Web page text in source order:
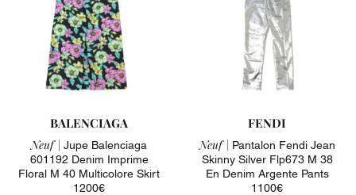
BALENCIAGA
Neuf | Jupe Balenciaga
601192 Denim Imprime
Floral M 40 Multicolore Skirt
1200€
FENDI
Neuf | Pantalon Fendi Jean
Skinny Silver Flp673 M 38
En Denim Argente Pants
1100€